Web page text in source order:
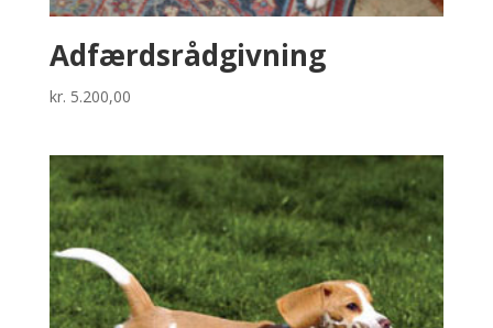
Adfærdsrådgivning
kr. 5.200,00